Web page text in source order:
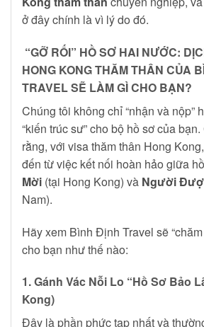
ở đây chính là vì lý do đó.
“GỠ RỐI” HỒ SƠ HAI NƯỚC:
HONG KONG THĂM THÂN CỦA
TRAVEL SẼ LÀM GÌ CHO BẠN?
Chúng tôi không chỉ “nhận và nộp”
“kiến trúc sư” cho bộ hồ sơ của
rằng, với visa thăm thân Hong
đến từ việc kết nối hoàn hảo giữa
Mời (tại Hong Kong) và Người
Nam).
Hãy xem Bình Định Travel sẽ
cho bạn như thế nào:
1. Gánh Vác Nỗi Lo “Hồ Sơ Bảo
Kong)
Đây là phần phức tạp nhất và